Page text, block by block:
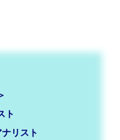
ト
リスト